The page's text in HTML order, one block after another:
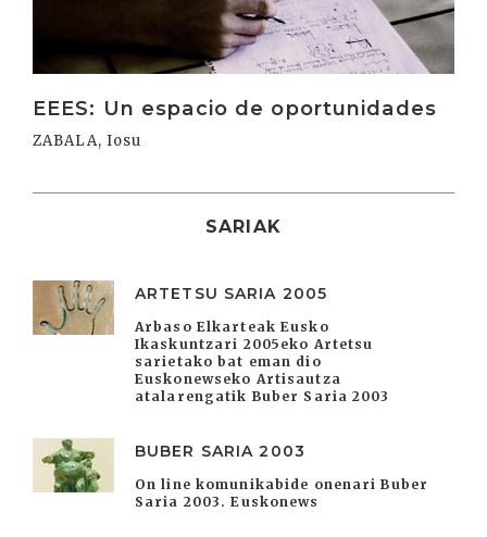
EEES: Un espacio de oportunidades
ZABALA, Iosu
SARIAK
ARTETSU SARIA 2005
Arbaso Elkarteak Eusko
Ikaskuntzari 2005eko Artetsu
sarietako bat eman dio
Euskonewseko Artisautza
atalarengatik Buber Saria 2003
BUBER SARIA 2003
On line komunikabide onenari Buber
Saria 2003. Euskonews